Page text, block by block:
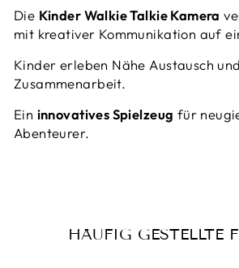
Die Kinder Walkie Talkie Kamera
mit kreativer Kommunikation auf
Kinder erleben Nähe Austausch und
Zusammenarbeit.
Ein innovatives Spielzeug für
Abenteurer.
HÄUFIG GESTELLTE